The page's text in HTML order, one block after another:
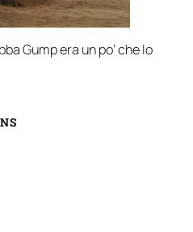
Gump era un po’ che lo